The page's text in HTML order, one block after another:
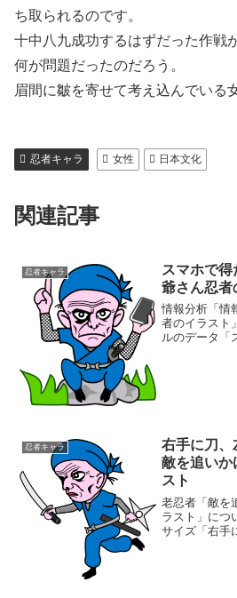
ち取られるのです。
十中八九成功するはずだった作戦
何が問題だったのだろう。
眉間に皺を寄せて考え込んでいる
忍者キャラ 女性 日本文化
関連記事
忍者キャラ
スマホで
爺さん忍者
情報分析「情
者のイラスト
ルのデータ「
忍者キャラ
右手に刀、
敵を追いか
スト
老忍者「敵を
ラスト」につ
サイズ「右手